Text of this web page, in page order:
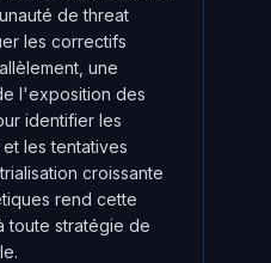
de threat
les correctifs
une
l'exposition des
identifier les
les tentatives
croissante
rend cette
toute stratégie de